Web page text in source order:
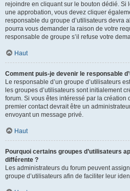
rejoindre en cliquant sur le bouton dédié. Si
une approbation, vous devez cliquer
responsable du groupe d’utilisateurs devra
pourra vous demander la raison de votre
responsable de groupe s’il refuse votre
Haut
Comment puis-je devenir le responsable
Le responsable d’un groupe d’utilisateurs
les groupes d’utilisateurs sont initialement
forum. Si vous êtes intéressé par la création
premier contact devrait être un
envoyant un message privé.
Haut
Pourquoi certains groupes d’utilisateurs
différente ?
Les administrateurs du forum peuvent
groupe d’utilisateurs afin de faciliter leur